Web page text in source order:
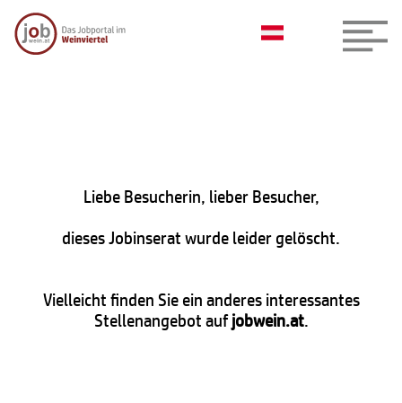
Liebe Besucherin, lieber Besucher,
dieses Jobinserat wurde leider gelöscht.
Vielleicht finden Sie ein anderes interessantes
Stellenangebot aufjobwein.at.